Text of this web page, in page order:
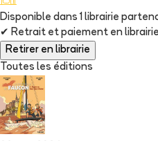
Disponible dans 1 librairie
✔ Retrait et paiement en librairie
Retirer en librairie
Toutes les éditions